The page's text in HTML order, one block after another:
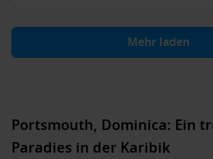
Mehr laden
Portsmouth, Dominica: Ein
Paradies in der Karibik